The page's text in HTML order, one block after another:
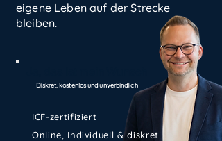
ICF-zertifiziert
Online, Individuell & diskret
eigene Leben auf der Strecke
bleiben.
Diskret, kostenlos und unverbindlich